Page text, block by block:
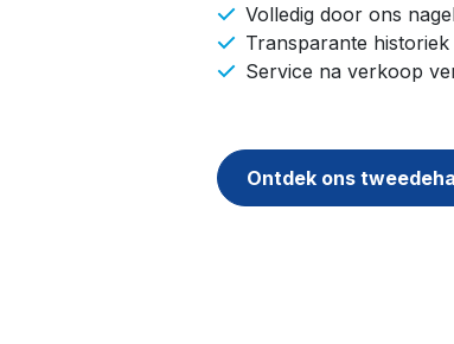
Volledig door ons
Transparante historiek
Service na verkoop
Ontdek ons